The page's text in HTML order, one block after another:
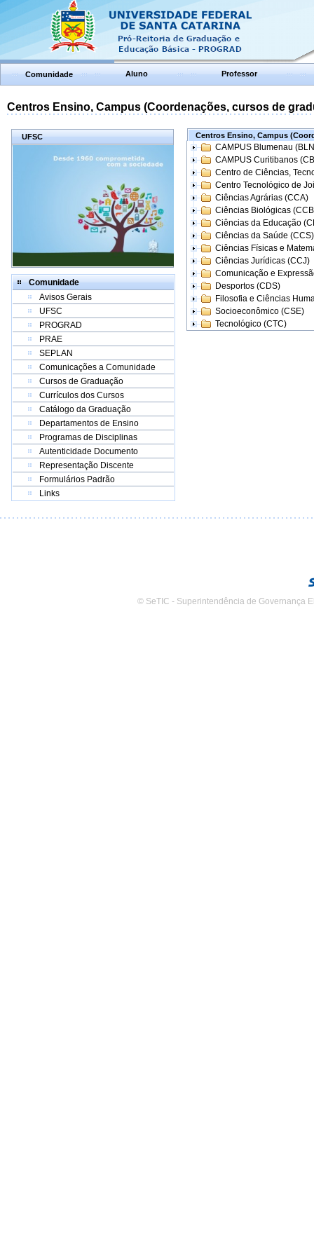
Comunidade Aluno Professor
Centros Ensino, Campus (Coordenações, cursos de
UFSC
Comunidade
Avisos Gerais
UFSC
PROGRAD
PRAE
SEPLAN
Comunicações a Comunidade
Cursos de Graduação
Currículos dos Cursos
Catálogo da Graduação
Departamentos de Ensino
Programas de Disciplinas
Autenticidade Documento
Representação Discente
Formulários Padrão
Links
Centros Ensino, Campus
CAMPUS Blumenau
CAMPUS Curitibanos
Centro de Ciências,
Centro Tecnológico de
Ciências Agrárias (CCA)
Ciências Biológicas
Ciências da Educação
Ciências da Saúde (CCS)
Ciências Físicas e
Ciências Jurídicas (CCJ)
Comunicação e
Desportos (CDS)
Filosofia e Ciências
Socioeconômico (CSE)
Tecnológico (CTC)
© SeTIC - Superintendência de Governança